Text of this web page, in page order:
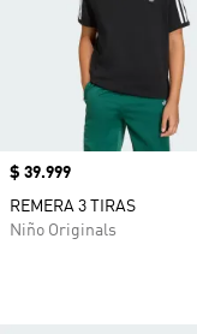
Precio
$ 39.999
REMERA 3 TIRAS
Niño Originals